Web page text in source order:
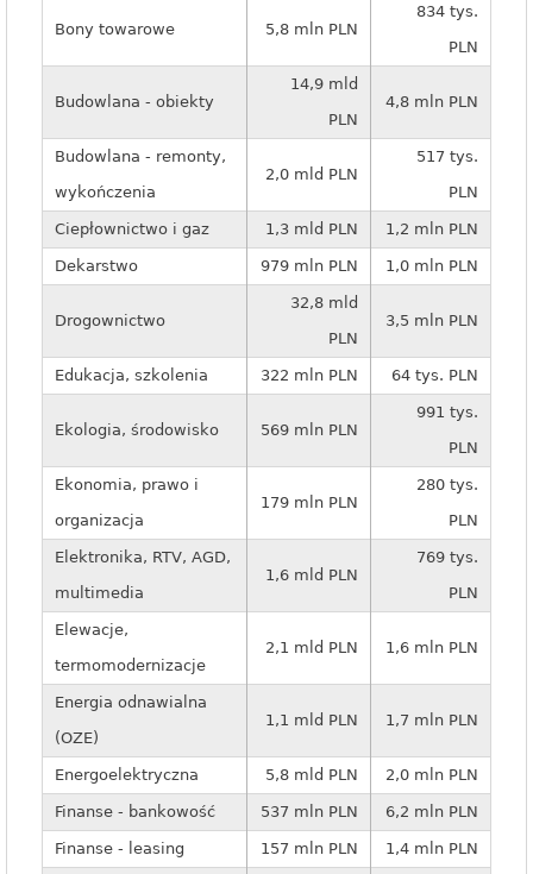
Bony towarowe 5,8 mln PLN
834 tys.
PLN
Budowlana - obiekty
14,9 mld
PLN
4,8 mln PLN
Budowlana - remonty,
wykończenia
2,0 mld PLN
517 tys.
PLN
Ciepłownictwo i gaz 1,3 mld PLN 1,2 mln PLN
Dekarstwo 979 mln PLN 1,0 mln PLN
Drogownictwo
32,8 mld
PLN
3,5 mln PLN
Edukacja, szkolenia 322 mln PLN 64 tys. PLN
Ekologia, środowisko 569 mln PLN
991 tys.
PLN
Ekonomia, prawo i
organizacja
179 mln PLN
280 tys.
PLN
Elektronika, RTV, AGD,
multimedia
1,6 mld PLN
769 tys.
PLN
Elewacje,
termomodernizacje
2,1 mld PLN 1,6 mln PLN
Energia odnawialna
(OZE)
1,1 mld PLN 1,7 mln PLN
Energoelektryczna 5,8 mld PLN 2,0 mln PLN
Finanse - bankowość 537 mln PLN 6,2 mln PLN
Finanse - leasing 157 mln PLN 1,4 mln PLN